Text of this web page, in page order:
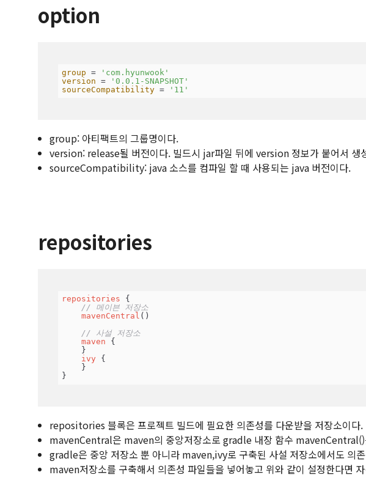
option
group =
'com.hyunwook'
version =
'0.0.1-SNAPSHOT'
sourceCompatibility = '11'
group: 아티팩트의 그룹명이다.
version: release될 버전이다. 빌드시 jar파일 뒤에 version 정보가 붙어서 생
sourceCompatibility: java 소스를 컴파일 할 때 사용되는 java 버전이다.
repositories
repositories {
// 메이븐 저장소
mavenCentral ()
// 사설 저장소
maven {
    }
ivy {
    }
}
repositories 블록은 프로젝트 빌드에 필요한 의존성를 다운받을 저장소이다.
mavenCentral은 maven의 중앙저장소로 gradle 내장 함수 mavenCentral()
gradle은 중앙 저장소 뿐 아니라 maven,ivy로 구축된 사설 저장소에서도 의
maven저장소를 구축해서 의존성 파일들을 넣어놓고 위와 같이 설정한다면